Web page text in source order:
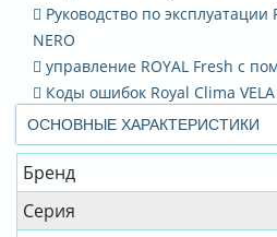
ОСНОВНЫЕ ХАРАКТЕРИСТИКИ
Бренд
Серия
Руководство по эксплуатации
NERO
управление ROYAL Fresh с
Коды ошибок Royal Clima VELA